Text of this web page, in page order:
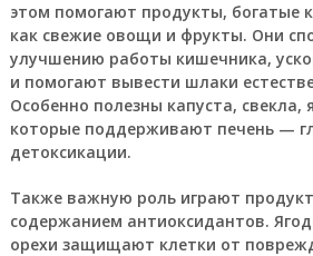
этом помогают продукты, богатые
как свежие овощи и фрукты. Они
улучшению работы кишечника,
и помогают вывести шлаки
Особенно полезны капуста, свекла,
которые поддерживают печень —
детоксикации.
Также важную роль играют
содержанием антиоксидантов.
орехи защищают клетки от